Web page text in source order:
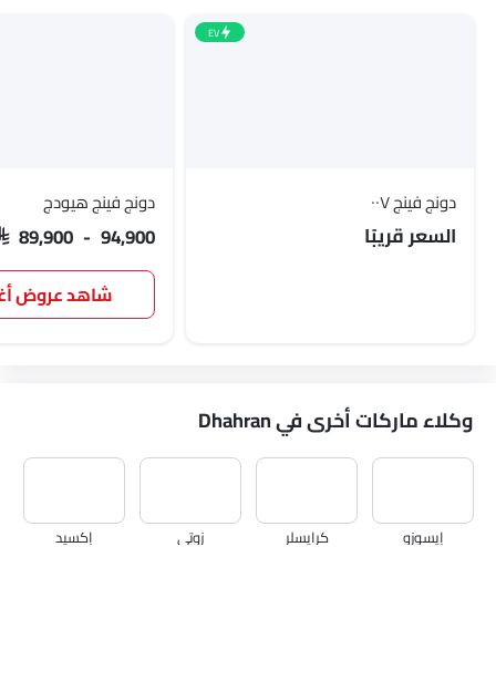
EV
دونج فينج ٠٠٧
السعر قريبًا
دونج فينج هيودج
89,900 - 94,900
شاهد عروض
وكلاء ماركات أخرى في Dhahran
إيسوزو كرايسلر زوتي إكسيد